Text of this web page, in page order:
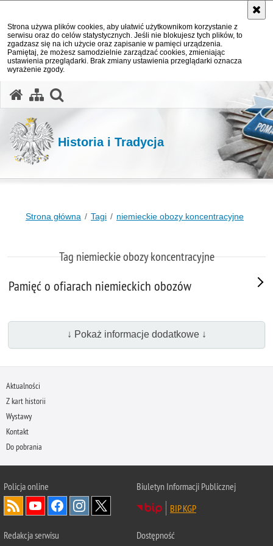
Strona używa plików cookies, aby ułatwić użytkownikom korzystanie z
serwisu oraz do celów statystycznych. Jeśli nie blokujesz tych plików, to
zgadzasz się na ich użycie oraz zapisanie w pamięci urządzenia.
Pamiętaj, że możesz samodzielnie zarządzać cookies, zmieniając
ustawienia przeglądarki. Brak zmiany ustawienia przeglądarki oznacza
wyrażenie zgody.
Historia i Tradycja
Strona główna Tagi niemieckie obozy koncentracyjne
Tag niemieckie obozy koncentracyjne
Pamięć o ofiarach niemieckich obozów
↓ Pokaż informacje dodatkowe ↓
Aktualności
Z kart historii
Wystawy
Kontakt
Do pobrania
Policjaonline
Biuletyn Informacji Publicznej
BIP KGP
Redakcja serwisu Dostępność